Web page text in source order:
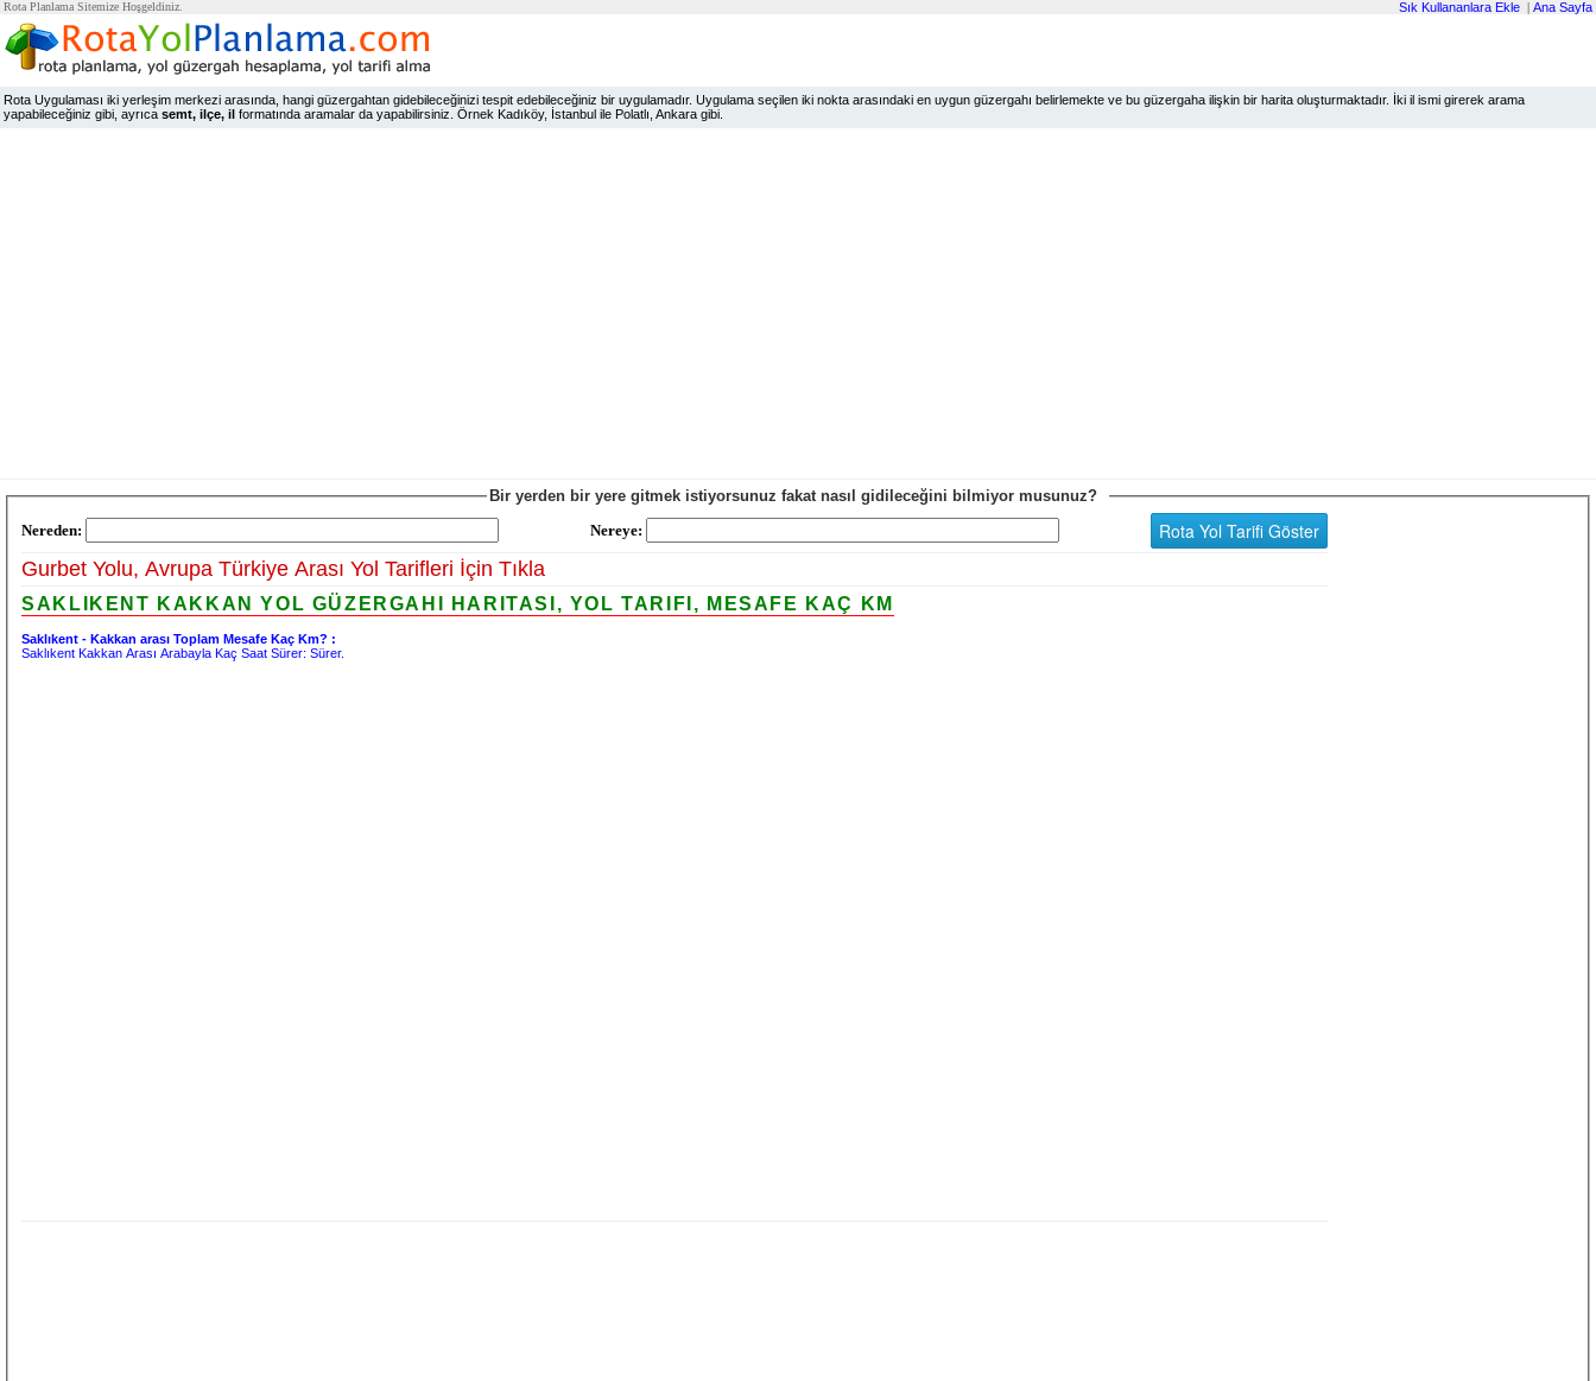
Rota Planlama Sitemize Hoşgeldiniz. Sık Kullananlara Ekle | Ana Sayfa
Rota Uygulaması iki yerleşim merkezi arasında, hangi güzergahtan gidebileceğinizi tespit edebileceğiniz bir uygulamadır. Uygulama seçilen iki nokta arasındaki en uygun güzergahı belirlemekte ve bu güzergaha ilişkin bir harita oluşturmaktadır. İki il ismi girerek arama
yapabileceğiniz gibi, ayrıca semt, ilçe, il formatında aramalar da yapabilirsiniz. Örnek Kadıköy, İstanbul ile Polatlı, Ankara gibi.
Bir yerden bir yere gitmek istiyorsunuz fakat nasıl gidileceğini bilmiyor musunuz?
Nereden:
Nereye:
Gurbet Yolu, Avrupa Türkiye Arası Yol Tarifleri İçin Tıkla
SAKLIKENT KAKKAN YOL GÜZERGAHI HARITASI, YOL TARIFI, MESAFE KAÇ KM
Saklıkent - Kakkan arası Toplam Mesafe Kaç Km? :
Saklıkent Kakkan Arası Arabayla Kaç Saat Sürer:Sürer.